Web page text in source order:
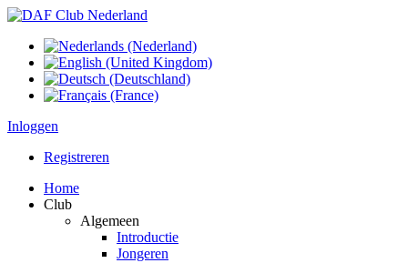
Inloggen
Registreren
Home
Club
Algemeen
Introductie
Jongeren